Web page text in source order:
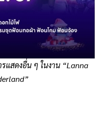
แสดงอื่น ๆ ในงาน “Lanna